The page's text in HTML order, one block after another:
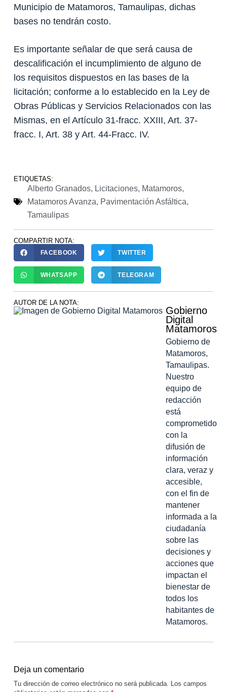
Municipio de Matamoros, Tamaulipas, dichas
bases no tendrán costo.
Es importante señalar de que será causa de
descalificación el incumplimiento de alguno de
los requisitos dispuestos en las bases de la
licitación; conforme a lo establecido en la Ley de
Obras Públicas y Servicios Relacionados con las
Mismas, en el Artículo 31-fracc. XXIII, Art. 37-
fracc. I, Art. 38 y Art. 44-Fracc. IV.
ETIQUETAS:
Alberto Granados, Licitaciones, Matamoros,
Matamoros Avanza, Pavimentación Asfáltica,
Tamaulipas
COMPARTIR NOTA:
FACEBOOK TWITTER
WHATSAPP TELEGRAM
AUTOR DE LA NOTA:
Gobierno
Digital
Matamoros
Gobierno de
Matamoros,
Tamaulipas.
Nuestro
equipo de
redacción
está
comprometido
con la
difusión de
información
clara, veraz y
accesible,
con el fin de
mantener
informada a la
ciudadanía
sobre las
decisiones y
acciones que
impactan el
bienestar de
todos los
habitantes de
Matamoros.
Deja un comentario
Tu dirección de correo electrónico no será publicada.
Los campos